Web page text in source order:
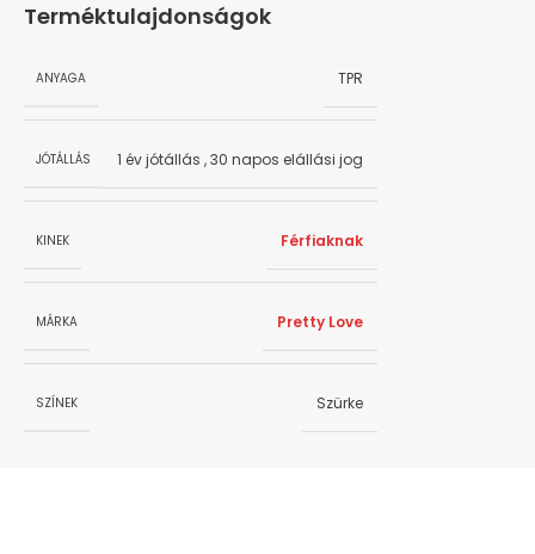
Terméktulajdonságok
ANYAGA TPR
JÓTÁLLÁS 1 év jótállás ,30 napos elállási jog
KINEK Férfiaknak
MÁRKA Pretty Love
SZÍNEK Szürke